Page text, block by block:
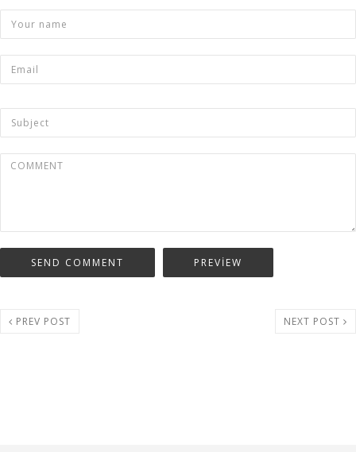
PREV POST NEXT POST